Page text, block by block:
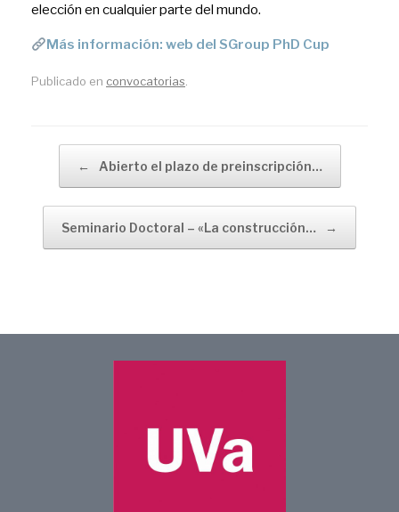
elección en cualquier parte del mundo.
Más información: web del SGroup PhD Cup
Publicado en convocatorias
← Abierto el plazo de preinscripción…
Seminario Doctoral – «La construcción… →